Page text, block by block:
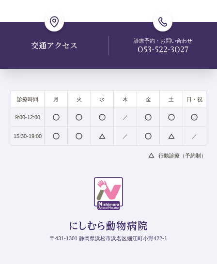
交通アクセス 診療予約・お問い合わせ
053-522-3027
〒431-1301 静岡県浜松市浜名区細江町小野422-1
診療時間 月 火 水 木 金 土 日・祝
9:00-12:00 radio_button_unchecked radio_button_unchecked radio_button_unchecked ／ radio_button_unchecked radio_button_unchecked radio_button_unchecked
15:30-19:00 radio_button_unchecked radio_button_unchecked change_history ／ radio_button_unchecked change_history ／
change_history 行動診療（予約制）